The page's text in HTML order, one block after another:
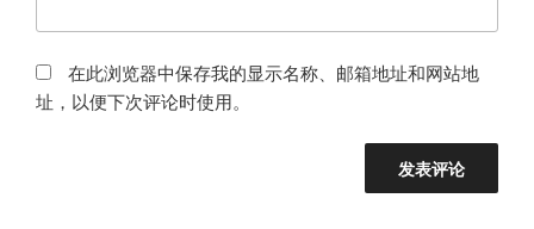
在此浏览器中保存我的显示名称、邮箱地址和网站地
址，以便下次评论时使用。